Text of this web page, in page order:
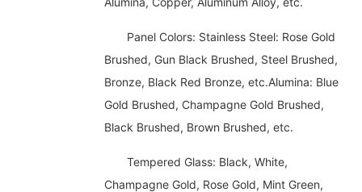
Panel Colors: Stainless Steel: Rose Gold
Brushed, Gun Black Brushed, Steel Brushed,
Bronze, Black Red Bronze, etc.Alumina: Blue
Gold Brushed, Champagne Gold Brushed,
Black Brushed, Brown Brushed, etc.
Tempered Glass: Black, White,
Champagne Gold, Rose Gold, Mint Green,